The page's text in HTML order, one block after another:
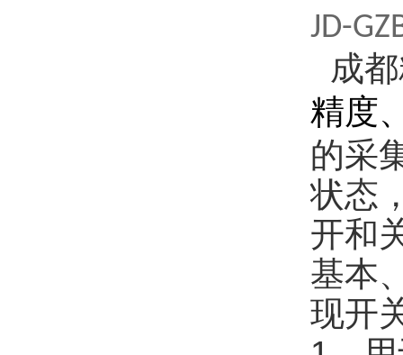
JD-
成
精度
的采
状态
开和
基本
现开